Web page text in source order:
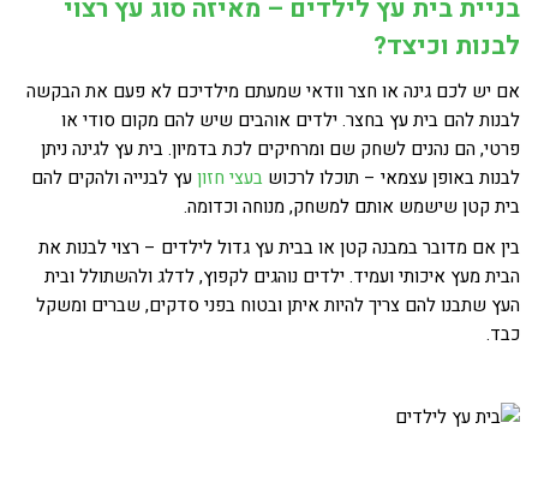
בניית בית עץ לילדים – מאיזה סוג עץ רצוי
לבנות וכיצד?
אם יש לכם גינה או חצר וודאי שמעתם מילדיכם לא פעם את הבקשה
לבנות להם בית עץ בחצר. ילדים אוהבים שיש להם מקום סודי או
פרטי, הם נהנים לשחק שם ומרחיקים לכת בדמיון. בית עץ לגינה ניתן
לבנות באופן עצמאי – תוכלו לרכוש בעצי חזוןעץ לבנייה ולהקים להם
בית קטן שישמש אותם למשחק, מנוחה וכדומה.
בין אם מדובר במבנה קטן או בבית עץ גדול לילדים – רצוי לבנות את
הבית מעץ איכותי ועמיד. ילדים נוהגים לקפוץ, לדלג ולהשתולל ובית
העץ שתבנו להם צריך להיות איתן ובטוח בפני סדקים, שברים ומשקל
כבד.